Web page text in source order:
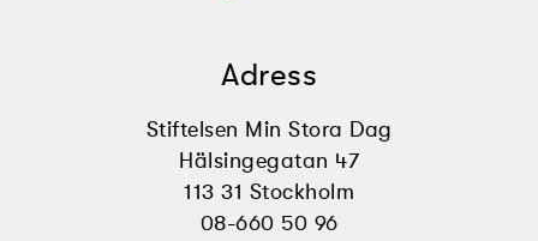
Adress
Stiftelsen Min Stora Dag
Hälsingegatan 47
113 31 Stockholm
08-660 50 96